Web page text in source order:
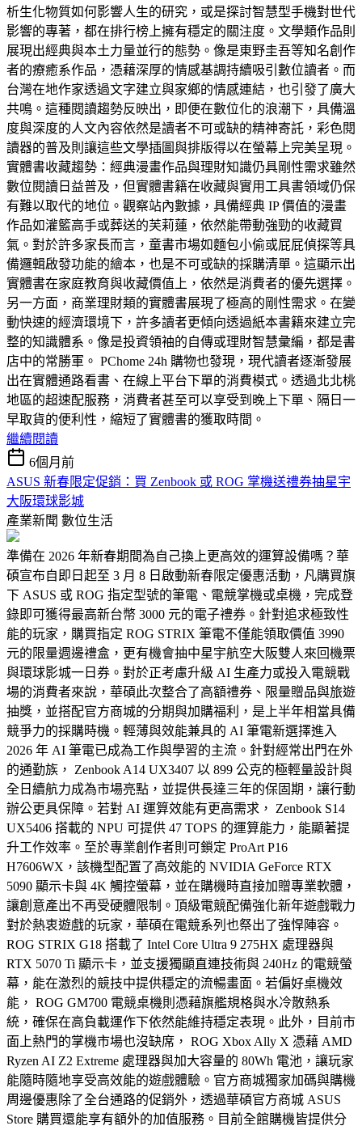
析生化物質如何影響人生的研究，或是探討智慧型手機對世代
影響的專著，都在排行榜上擁有穩定的關注度。文學類作品則
展現出經典與本土力量並行的態勢。像是東野圭吾等知名創作
者的療癒系作品，憑藉深厚的情感基調持續吸引數位讀者。而
台灣在地作家透過文字建立與家鄉的情感連結，也引發了廣大
共鳴。這種閱讀趨勢反映出，即便在數位化的浪潮下，具備溫
度與深度的人文內容依然是讀者不可或缺的精神寄託，彩色閱
讀器的普及則讓這些文學插圖與排版得以在螢幕上完美呈現。
實體書收藏趨勢：經典漫畫作品與理財知識仍具剛性需求雖然
數位閱讀日益普及，但實體書籍在收藏與實用工具書領域仍保
有難以取代的地位。觀察站內數據，具備經典 IP 價值的漫畫
作品如灌籃高手或葬送的芙莉蓮，依然能帶動強勁的收藏買
氣。對於許多家長而言，童書市場如麵包小偷或屁屁偵探等具
備邏輯啟發功能的繪本，也是不可或缺的採購清單。這顯示出
實體書在家庭教育與收藏價值上，依然是消費者的優先選擇。
另一方面，商業理財類的實體書展現了極高的剛性需求。在變
動快速的經濟環境下，許多讀者更傾向透過紙本書籍來建立完
整的知識體系。像是投資領袖的自傳或理財智慧彙編，都是書
店中的常勝軍。 PChome 24h 購物也發現，現代讀者逐漸發展
出在實體通路看書、在線上平台下單的消費模式。透過北北桃
地區的超速配服務，消費者甚至可以享受到晚上下單、隔日一
早取貨的便利性，縮短了實體書的獲取時間。
繼續閱讀
6個月前
ASUS 新春限定促銷：買 Zenbook 或 ROG 掌機送禮券抽星宇
大阪環球影城
產業新聞 數位生活
準備在 2026 年新春期間為自己換上更高效的運算設備嗎？華
碩宣布自即日起至 3 月 8 日啟動新春限定優惠活動，凡購買旗
下 ASUS 或 ROG 指定型號的筆電、電競掌機或桌機，完成登
錄即可獲得最高新台幣 3000 元的電子禮券。針對追求極致性
能的玩家，購買指定 ROG STRIX 筆電不僅能領取價值 3990
元的限量週邊禮盒，更有機會抽中星宇航空大阪雙人來回機票
與環球影城一日券。對於正考慮升級 AI 生產力或投入電競戰
場的消費者來說，華碩此次整合了高額禮券、限量贈品與旅遊
抽獎，並搭配官方商城的分期與加購福利，是上半年相當具備
競爭力的採購時機。輕薄與效能兼具的 AI 筆電新選擇進入
2026 年 AI 筆電已成為工作與學習的主流。針對經常出門在外
的通勤族， Zenbook A14 UX3407 以 899 公克的極輕量設計與
全日續航力成為市場亮點，並提供長達三年的保固期，讓行動
辦公更具保障。若對 AI 運算效能有更高需求， Zenbook S14
UX5406 搭載的 NPU 可提供 47 TOPS 的運算能力，能顯著提
升工作效率。至於專業創作者則可鎖定 ProArt P16
H7606WX，該機型配置了高效能的 NVIDIA GeForce RTX
5090 顯示卡與 4K 觸控螢幕，並在購機時直接加贈專業軟體，
讓創意產出不再受硬體限制。頂級電競配備強化新年遊戲戰力
對於熱衷遊戲的玩家，華碩在電競系列也祭出了強悍陣容。
ROG STRIX G18 搭載了 Intel Core Ultra 9 275HX 處理器與
RTX 5070 Ti 顯示卡，並支援獨顯直連技術與 240Hz 的電競螢
幕，能在激烈的競技中提供穩定的流暢畫面。若偏好桌機效
能， ROG GM700 電競桌機則憑藉旗艦規格與水冷散熱系
統，確保在高負載運作下依然能維持穩定表現。此外，目前市
面上熱門的掌機市場也沒缺席， ROG Xbox Ally X 憑藉 AMD
Ryzen AI Z2 Extreme 處理器與加大容量的 80Wh 電池，讓玩家
能隨時隨地享受高效能的遊戲體驗。官方商城獨家加碼與購機
周邊優惠除了全台通路的促銷外，透過華碩官方商城 ASUS
Store 購買還能享有額外的加值服務。目前全館購機皆提供分